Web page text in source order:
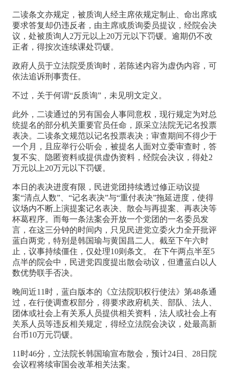
二读条文亦规定，被质询人经主席依规定制止、命出席或
要求答复却仍违反者，由主席或质询委员提议，经院会决
议，处被质询人2万元以上20万元以下罚锾。逾期仍不改
正者，得按次连续课处罚锾。
政府人员于立法院受质询时，若陈述内容为虚伪内容，可
依法追诉刑事责任。
不过，关于何谓“反质询”，未见明文定义。
此外，二读通过的另有国会人事同意权，现行规定为对总
统提名的部分机关重要官员任命，原采立法院无记名投票
表决。二读条文规范以记名投票表决；审查期间不得少于
一个月，且应举行公听会，被提名人面对立委审查时，答
复不实、隐匿资料或提供虚伪资料，经院会决议，得处2
万元以上20万元以下罚锾。
本日的表决进度有限，民进党团持续透过修正动议提
案“清点人数”、“记名表决”与“重付表决”拖延进度，使得
议场内不断上演提案记名表决、散会与再提案、再表决等
杯葛程序。而每一条法案会开放一个党团的一名委员发
言，在这三分钟的时间内，只见民进党立委火力全开批评
蓝白两党，特别是韩国瑜与黄国昌二人。截至下午六时
止，议事持续僵住，仅处理10则条文。 在下午两点半至5
点半的院会中，民进党四度提出散会动议，但遭蓝白以人
数优势联手否决。
晚间近11时，蓝白版本的《立法院职权行使法》第48条通
过，在行使调查权部分，得要求政府机关、部队、法人、
团体或社会上有关系人员提供相关资料，法人或社会上有
关系人员等违反相关规定，得经立法院会决议，处最高新
台币10万元罚锾。
11时46分，立法院长韩国瑜宣布散会，预计24日、28日院
会议程将续审国会改革相关法案。